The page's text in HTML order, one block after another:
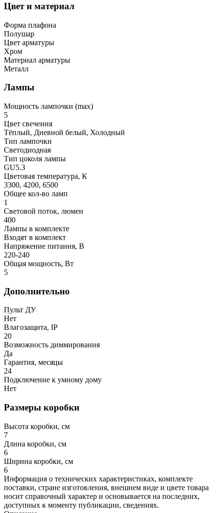
Цвет и материал
Форма плафона
Полушар
Цвет арматуры
Хром
Материал арматуры
Металл
Лампы
Мощность лампочки (max)
5
Цвет свечения
Тёплый, Дневной белый, Холодный
Тип лампочки
Светодиодная
Тип цоколя лампы
GU5.3
Цветовая температура, К
3300, 4200, 6500
Общее кол-во ламп
1
Световой поток, люмен
400
Лампы в комплекте
Входят в комплект
Напряжение питания, В
220-240
Общая мощность, Вт
5
Дополнительно
Пульт ДУ
Нет
Влагозащита, IP
20
Возможность диммирования
Да
Гарантия, месяцы
24
Подключение к умному дому
Нет
Размеры коробки
Высота коробки, см
7
Длина коробки, см
6
Ширина коробки, см
6
Информация о технических характеристиках, комплекте
поставки, стране изготовления, внешнем виде и цвете товара
носит справочный характер и основывается на последних,
доступных к моменту публикации, сведениях.